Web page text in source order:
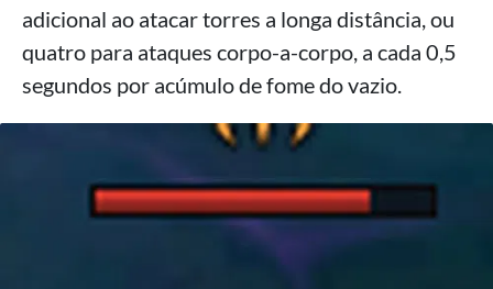
adicional ao atacar torres a longa distância, ou
quatro para ataques corpo-a-corpo, a cada 0,5
segundos por acúmulo de fome do vazio.